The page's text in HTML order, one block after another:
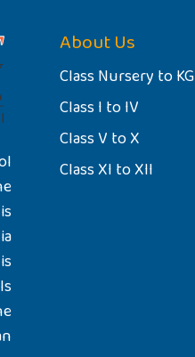
About Us
Class Nursery to KG
Class I to IV
Class V to X
Class XI to XII